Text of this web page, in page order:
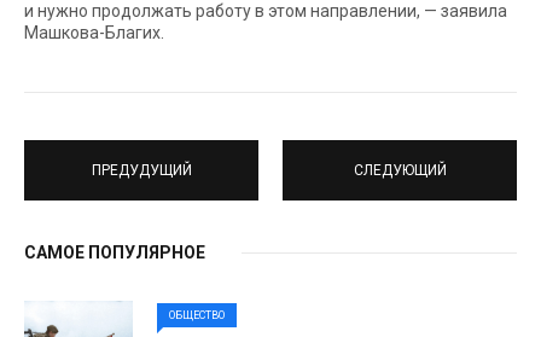
и нужно продолжать работу в этом направлении, — заявила
Машкова-Благих.
ПРЕДУДУЩИЙ СЛЕДУЮЩИЙ
САМОЕ ПОПУЛЯРНОЕ
ОБЩЕСТВО